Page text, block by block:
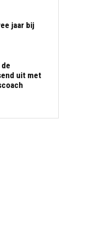
jaar bij
uit met